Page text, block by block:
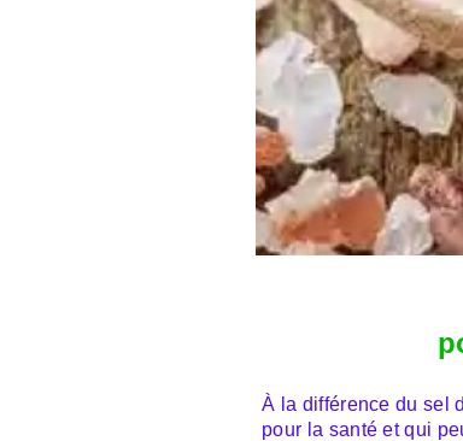
À la différence du sel
pour la santé et qui